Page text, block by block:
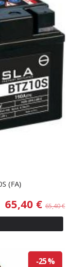
(FA)
65,40 € 65,40 €
-25 %